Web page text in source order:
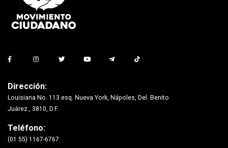
Dirección:
Louisiana No. 113 esq. Nueva York, Nápoles, Del. Benito
Juárez., 3810, D.F.
Teléfono:
(01 55) 1167-6767